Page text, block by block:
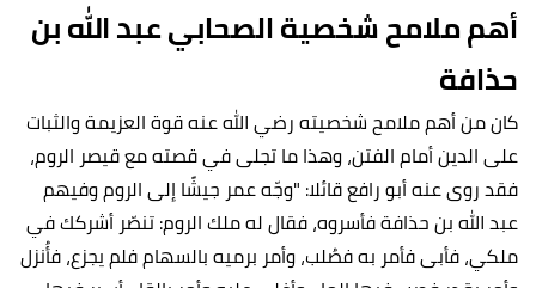
أهم ملامح شخصية الصحابي عبد الله بن
حذافة
كان من أهم ملامح شخصيته رضي الله عنه قوة العزيمة والثبات
على الدين أمام الفتن، وهذا ما تجلى في قصته مع قيصر الروم،
فقد روى عنه أبو رافع قائلا: "وجّه عمر جيشًا إلى الروم وفيهم
عبد الله بن حذافة فأسروه، فقال له ملك الروم: تنصّر أشركك في
ملكي، فأبى فأمر به فصُلب، وأمر برميه بالسهام فلم يجزع، فأُنزل